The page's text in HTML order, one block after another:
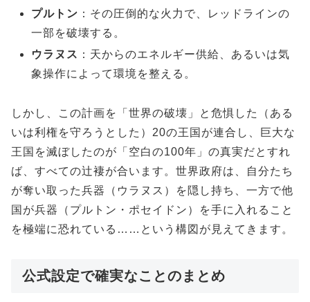
プルトン ：その圧倒的な火力で、レッドラインの
一部を破壊する。
ウラヌス ：天からのエネルギー供給、あるいは気
象操作によって環境を整える。
しかし、この計画を「世界の破壊」と危惧した（ある
いは利権を守ろうとした）20の王国が連合し、巨大な
王国を滅ぼしたのが「空白の100年」の真実だとすれ
ば、すべての辻褄が合います。世界政府は、自分たち
が奪い取った兵器（ウラヌス）を隠し持ち、一方で他
国が兵器（プルトン・ポセイドン）を手に入れること
を極端に恐れている……という構図が見えてきます。
公式設定で確実なことのまとめ